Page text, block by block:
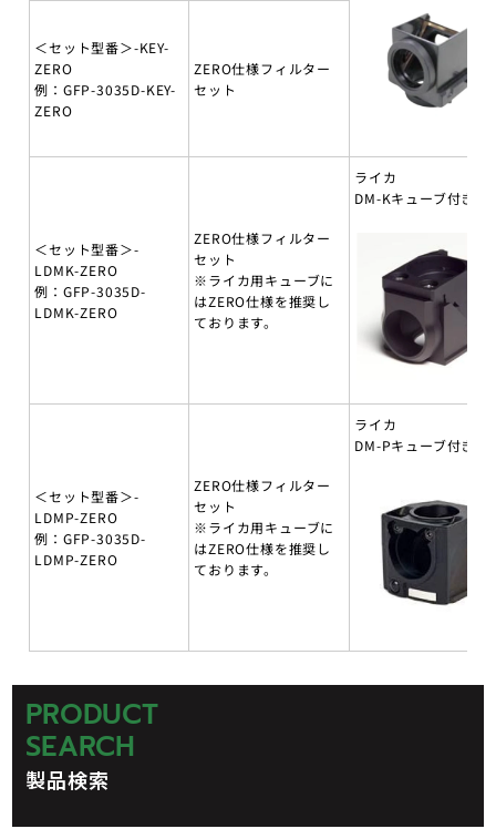
＜セット型番＞-KEY-
ZERO
例：GFP-3035D-KEY-
ZERO
ZERO仕様フィルター
セット
＜セット型番＞-
LDMK-ZERO
例：GFP-3035D-
LDMK-ZERO
ZERO仕様フィルター
セット
※ライカ用キューブに
はZERO仕様を推奨し
ております。
ライカ
DM-Kキューブ付き
＜セット型番＞-
LDMP-ZERO
例：GFP-3035D-
LDMP-ZERO
ZERO仕様フィルター
セット
※ライカ用キューブに
はZERO仕様を推奨し
ております。
ライカ
DM-Pキューブ付き
PRODUCT
SEARCH
製品検索